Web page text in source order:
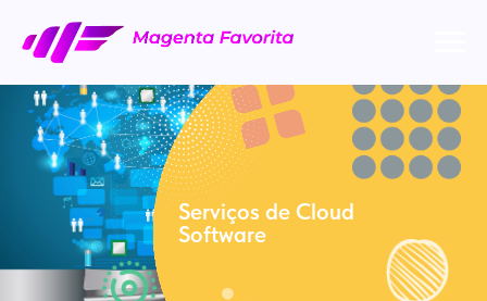
Serviços de Cloud
Software